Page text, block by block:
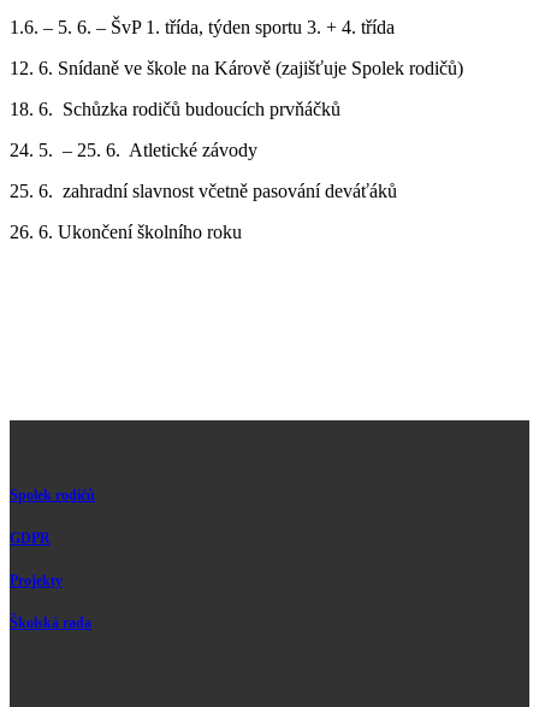
1.6. – 5. 6. – ŠvP 1. třída, týden sportu 3. + 4. třída
12. 6. Snídaně ve škole na Kárově (zajišťuje Spolek rodičů)
18. 6. Schůzka rodičů budoucích prvňáčků
24. 5. – 25. 6. Atletické závody
25. 6. zahradní slavnost včetně pasování deváťáků
26. 6. Ukončení školního roku
Spolek rodičů
GDPR
Projekty
Školská rada